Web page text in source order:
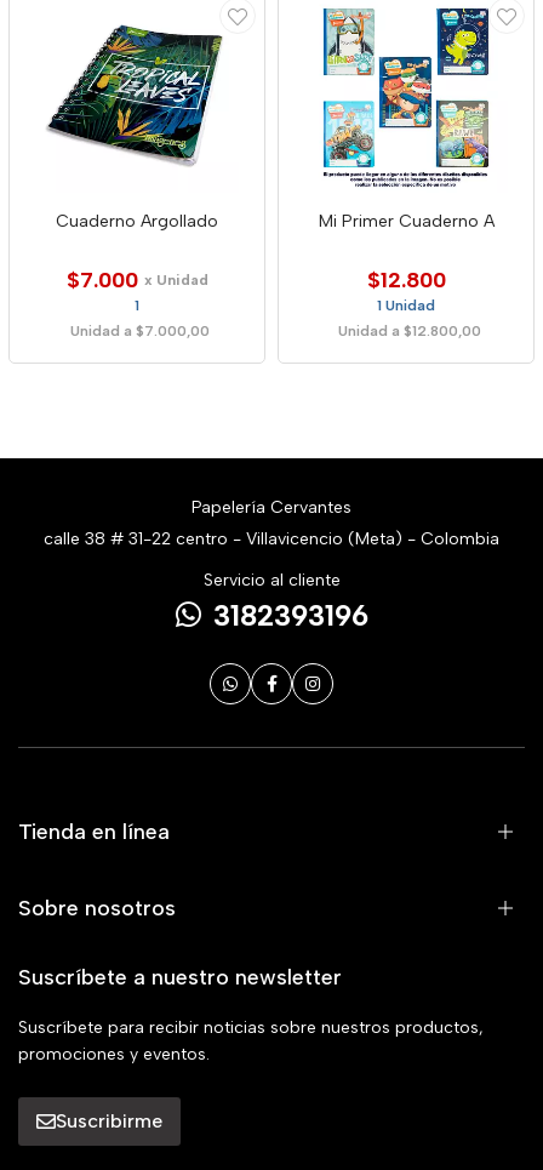
Cuaderno Argollado
$7.000 x Unidad
1
Unidad a $7.000,00
Mi Primer Cuaderno A
$12.800
1 Unidad
Unidad a $12.800,00
Papelería Cervantes
calle 38 # 31-22 centro - Villavicencio (Meta) - Colombia
Servicio al cliente
3182393196
Tienda en línea
Sobre nosotros
Suscríbete a nuestro newsletter
Suscríbete para recibir noticias sobre nuestros productos,
promociones y eventos.
Suscribirme